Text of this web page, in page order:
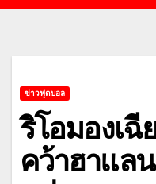
ข่าวฟุตบอล
ริโอมองเฉี
คว้าฮาแล